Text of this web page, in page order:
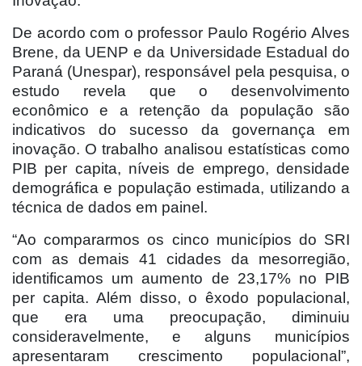
De acordo com o professor Paulo Rogério Alves
Brene, da UENP e da Universidade Estadual do
Paraná (Unespar), responsável pela pesquisa, o
estudo revela que o desenvolvimento
econômico e a retenção da população são
indicativos do sucesso da governança em
inovação. O trabalho analisou estatísticas como
PIB per capita, níveis de emprego, densidade
demográfica e população estimada, utilizando a
técnica de dados em painel.
“Ao compararmos os cinco municípios do SRI
com as demais 41 cidades da mesorregião,
identificamos um aumento de 23,17% no PIB
per capita. Além disso, o êxodo populacional,
que era uma preocupação, diminuiu
consideravelmente, e alguns municípios
apresentaram crescimento populacional”,